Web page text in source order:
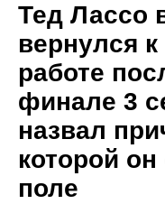
Тед Лассо
вернулся
работе
финале 3
назвал
которой
поле